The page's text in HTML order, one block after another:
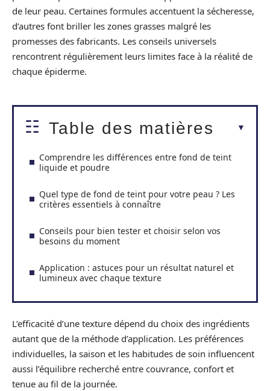
de leur peau. Certaines formules accentuent la sécheresse,
d’autres font briller les zones grasses malgré les
promesses des fabricants. Les conseils universels
rencontrent régulièrement leurs limites face à la réalité de
chaque épiderme.
Table des matières
Comprendre les différences entre fond de teint
liquide et poudre
Quel type de fond de teint pour votre peau ? Les
critères essentiels à connaître
Conseils pour bien tester et choisir selon vos
besoins du moment
Application : astuces pour un résultat naturel et
lumineux avec chaque texture
L’efficacité d’une texture dépend du choix des ingrédients
autant que de la méthode d’application. Les préférences
individuelles, la saison et les habitudes de soin influencent
aussi l’équilibre recherché entre couvrance, confort et
tenue au fil de la journée.